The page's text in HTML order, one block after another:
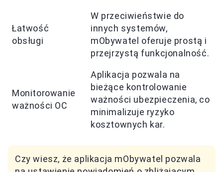
Łatwość
obsługi
W przeciwieństwie do
innych systemów,
mObywatel oferuje prostą i
przejrzystą funkcjonalność.
Monitorowanie
ważności OC
Aplikacja pozwala na
bieżące kontrolowanie
ważności ubezpieczenia, co
minimalizuje ryzyko
kosztownych kar.
Czy wiesz, że aplikacja mObywatel pozwala